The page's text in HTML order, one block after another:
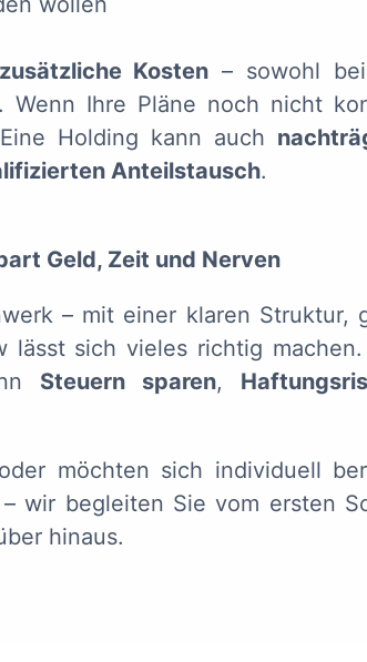
zusätzliche Kosten – sowohl
Wenn Ihre Pläne noch nicht
Holding kann auch
Anteilstausch.
Geld, Zeit und Nerven
– mit einer klaren Struktur,
lässt sich vieles richtig
Steuern sparen,
möchten sich individuell
wir begleiten Sie vom ersten
hinaus.